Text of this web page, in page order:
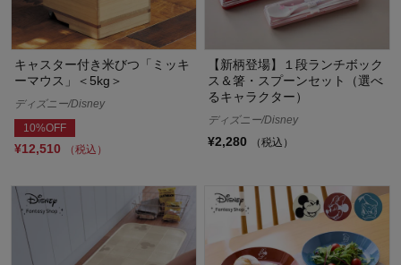
キャスター付き米びつ「ミッキ
ーマウス」＜5kg＞
ディズニー/Disney
10%OFF
¥12,510 （税込）
【新柄登場】１段ランチボック
ス＆箸・スプーンセット（選べ
るキャラクター）
ディズニー/Disney
¥2,280 （税込）